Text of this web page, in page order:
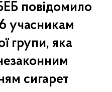
повідомило
учасникам
групи, яка
сигарет